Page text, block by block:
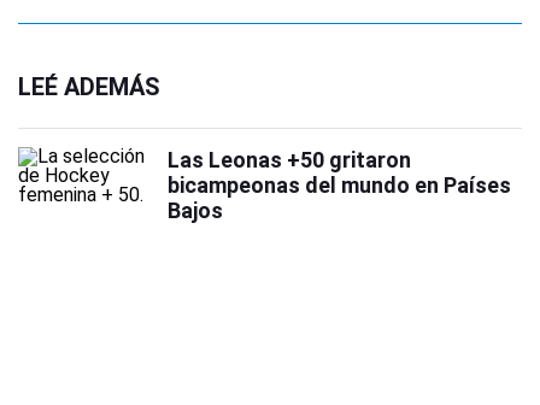
LEÉ ADEMÁS
Las Leonas +50 gritaron
bicampeonas del mundo en Países
Bajos